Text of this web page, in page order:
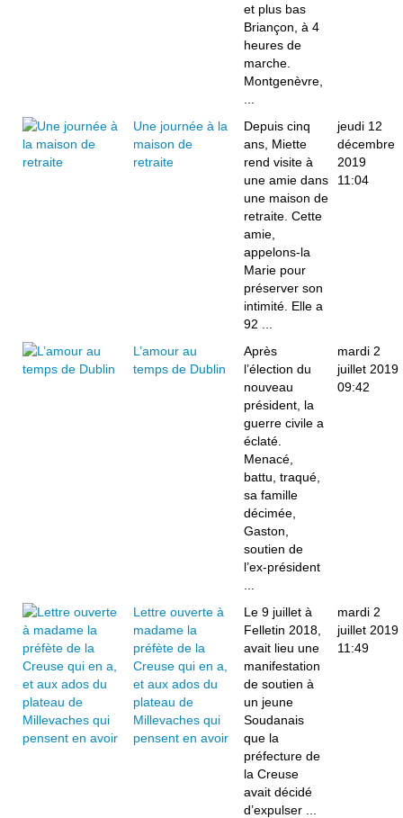
et plus bas
Briançon, à 4
heures de
marche.
Montgenèvre,
Une journée à la
maison de
retraite
Depuis cinq
ans, Miette
rend visite à
une amie dans
une maison de
retraite. Cette
amie,
appelons-la
Marie pour
préserver son
intimité. Elle a
92 ...
jeudi 12
décembre
2019
11:04
L’amour au
temps de Dublin
Après
l’élection du
nouveau
président, la
guerre civile a
éclaté.
Menacé,
battu, traqué,
sa famille
décimée,
Gaston,
soutien de
l’ex-président
mardi 2
juillet 2019
09:42
Lettre ouverte à
madame la
préfète de la
Creuse qui en a,
et aux ados du
plateau de
Millevaches qui
pensent en avoir
Le 9 juillet à
Felletin 2018,
avait lieu une
manifestation
de soutien à
un jeune
Soudanais
que la
préfecture de
la Creuse
avait décidé
d’expulser ...
mardi 2
juillet 2019
11:49